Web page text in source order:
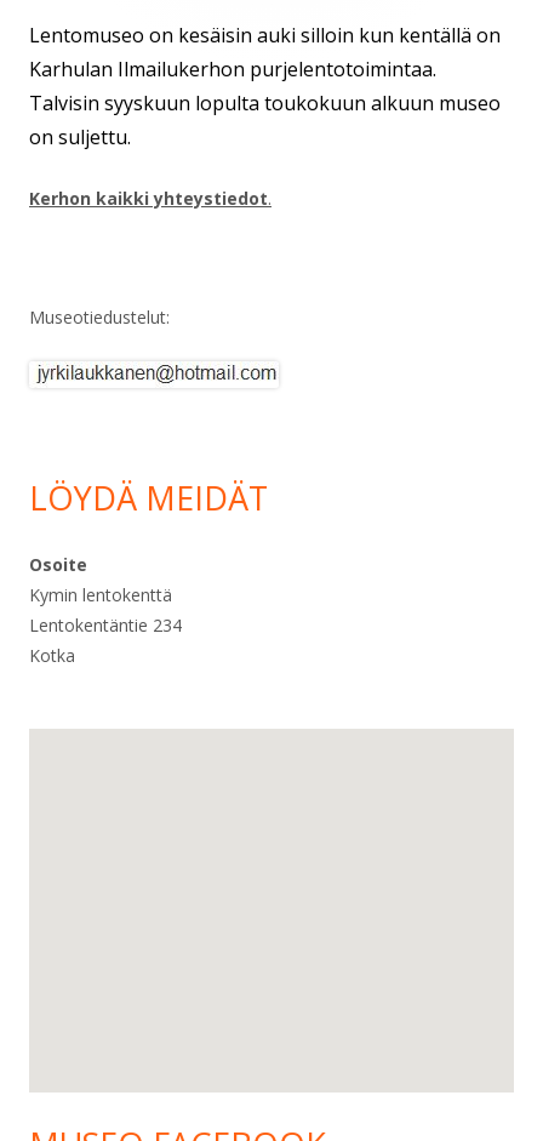
Lentomuseo on kesäisin auki silloin kun kentällä on
Karhulan Ilmailukerhon purjelentotoimintaa.
Talvisin syyskuun lopulta toukokuun alkuun museo
on suljettu.
Kerhon kaikki yhteystiedot.
Museotiedustelut:
LÖYDÄ MEIDÄT
Osoite
Kymin lentokenttä
Lentokentäntie 234
Kotka